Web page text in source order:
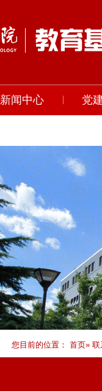
新闻中心 党
您目前的位置： 首页» 联